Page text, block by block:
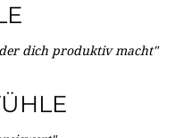
dich produktiv macht"